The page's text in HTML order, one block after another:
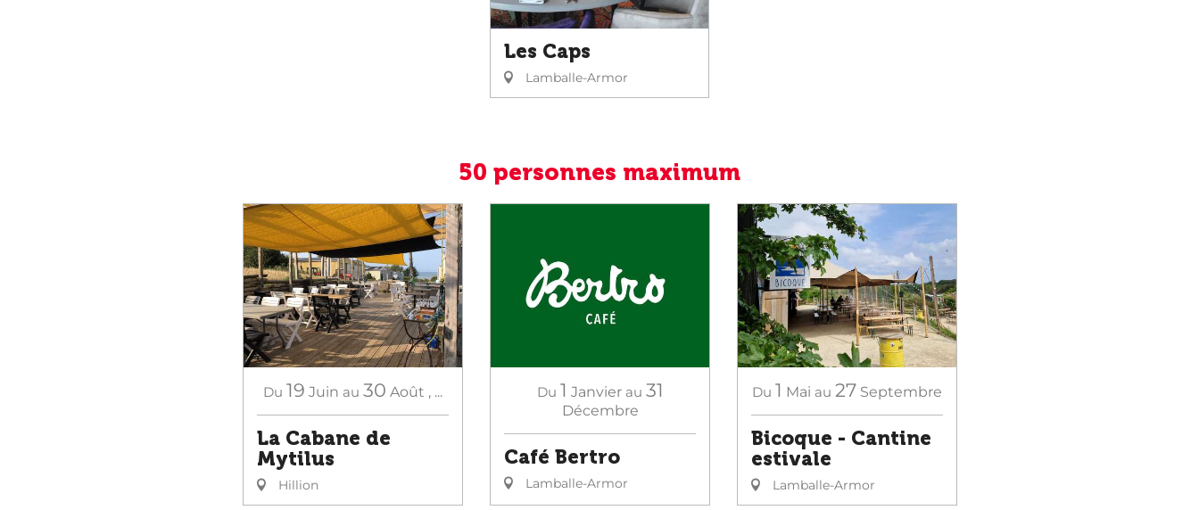
Les Caps
Lamballe-Armor
50 personnes maximum
Du 19 Juin au 30 Août , ...
La Cabane de
Mytilus
Hillion
Du 1 Janvier au 31
Décembre
Café Bertro
Lamballe-Armor
Du 1 Mai au 27 Septembre
Bicoque - Cantine
estivale
Lamballe-Armor